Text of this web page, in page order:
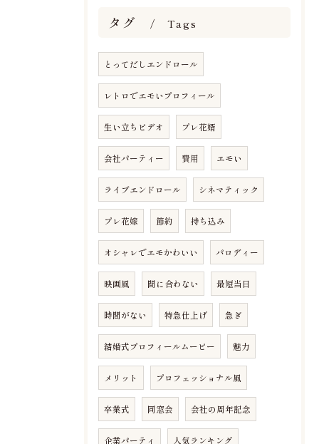
タグ Tags
とってだしエンドロール
レトロでエモいプロフィール
生い立ちビデオ プレ花婿
会社パーティー 費用 エモい
ライブエンドロール シネマティック
プレ花嫁 節約 持ち込み
オシャレでエモかわいい パロディー
映画風 間に合わない 最短当日
時間がない 特急仕上げ 急ぎ
結婚式プロフィールムービー 魅力
メリット プロフェッショナル風
卒業式 同窓会 会社の周年記念
企業パーティ 人気ランキング